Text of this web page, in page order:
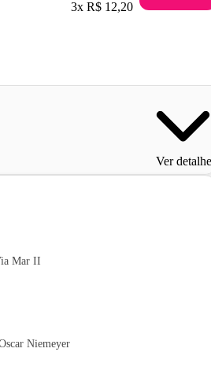
3x R$ 12,20
Ver
Mar II
Niemeyer